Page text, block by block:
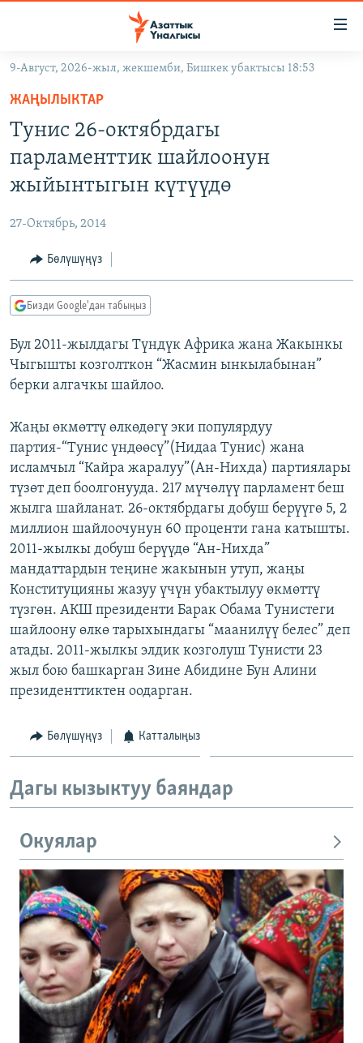
Навигацияга
өтүңүз
Издөөгө
салыңыз
САЯСАТ
МАДАНИЯТ
ДҮЙНӨ
ДҮЙНӨ
УКРАИНА
ТВ ПРОГРАММАЛАР
БҮГҮН АЗАТТЫКТА
ДАНИСТЕ
ЫҢГАЙСЫЗ СУРООЛОР
ПОДКАСТ
ОНЛАЙН ШЕРИНЕ
ЭЕ/АРнун бардык сайттары
9-Август, 2026-жыл, жекшемби, Бишкек убактысы 18:53
ЖАҢЫЛЫКТАР
Тунис 26-октябрдагы
парламенттик шайлоонун
жыйынтыгын күтүүдө
27-Октябрь, 2014
Бөлүшүңүз
Бизди Google'дан табыңыз
Бул 2011-жылдагы Түндүк Африка жана Жакынкы
Чыгышты козголткон “Жасмин ынкылабынан”
берки алгачкы шайлоо.
Жаңы өкмөттү өлкөдөгү эки популярдуу
партия-“Тунис үндөөсү”(Нидаа Тунис) жана
исламчыл “Кайра жаралуу”(Ан-Нихда) партиялары
түзөт деп боолгонууда. 217 мүчөлүү парламент беш
жылга шайланат. 26-октябрдагы добуш берүүгө 5, 2
миллион шайлоочунун 60 проценти гана катышты.
2011-жылкы добуш берүүдө “Ан-Нихда”
мандаттардын теңине жакынын утуп, жаңы
Конституцияны жазуу үчүн убактылуу өкмөттү
түзгөн. АКШ президенти Барак Обама Тунистеги
шайлоону өлкө тарыхындагы “маанилүү белес” деп
атады. 2011-жылкы элдик козголуш Тунисти 23
жыл бою башкарган Зине Абидине Бун Алини
президенттиктен оодарган.
Бөлүшүңүз Катталыңыз
Дагы кызыктуу баяндар
Окуялар